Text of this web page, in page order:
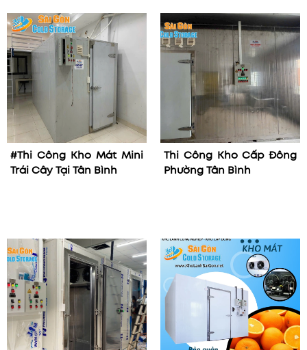
#Thi Công Kho Mát Mini
Trái Cây Tại Tân Bình
Thi Công Kho Cấp Đông
Phường Tân Bình